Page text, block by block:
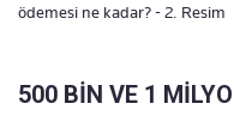
ödemesi ne kadar? - 2. Resim
500 BİN VE 1